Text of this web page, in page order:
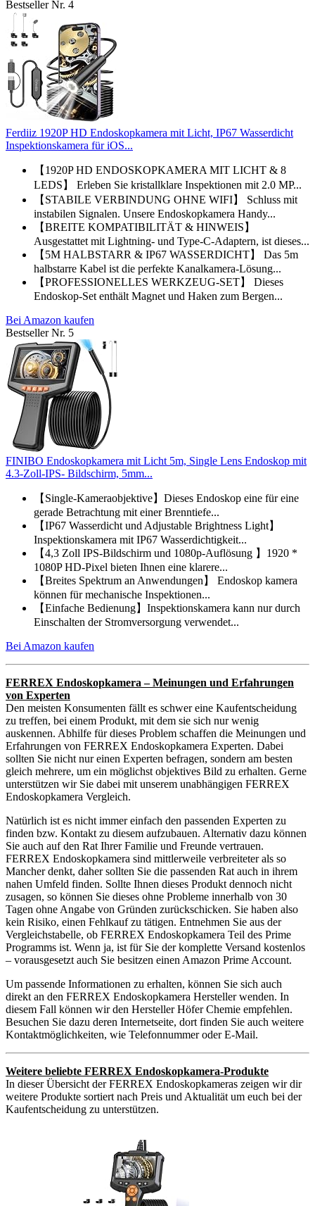
Bestseller Nr. 4
Ferdiiz 1920P HD Endoskopkamera mit Licht, IP67 Wasserdicht
Inspektionskamera für iOS...
【1920P HD ENDOSKOPKAMERA MIT LICHT & 8
LEDS】 Erleben Sie kristallklare Inspektionen mit 2.0 MP...
【STABILE VERBINDUNG OHNE WIFI】 Schluss mit
instabilen Signalen. Unsere Endoskopkamera Handy...
【BREITE KOMPATIBILITÄT & HINWEIS】
Ausgestattet mit Lightning- und Type-C-Adaptern, ist dieses...
【5M HALBSTARR & IP67 WASSERDICHT】 Das 5m
halbstarre Kabel ist die perfekte Kanalkamera-Lösung...
【PROFESSIONELLES WERKZEUG-SET】 Dieses
Endoskop-Set enthält Magnet und Haken zum Bergen...
Bei Amazon kaufen
Bestseller Nr. 5
FINIBO Endoskopkamera mit Licht 5m, Single Lens Endoskop mit
4.3-Zoll-IPS- Bildschirm, 5mm...
【Single-Kameraobjektive】Dieses Endoskop eine für eine
gerade Betrachtung mit einer Brenntiefe...
【IP67 Wasserdicht und Adjustable Brightness Light】
Inspektionskamera mit IP67 Wasserdichtigkeit...
【4,3 Zoll IPS-Bildschirm und 1080p-Auflösung 】1920 *
1080P HD-Pixel bieten Ihnen eine klarere...
【Breites Spektrum an Anwendungen】 Endoskop kamera
können für mechanische Inspektionen...
【Einfache Bedienung】Inspektionskamera kann nur durch
Einschalten der Stromversorgung verwendet...
Bei Amazon kaufen
FERREX Endoskopkamera – Meinungen und Erfahrungen
von Experten
Den meisten Konsumenten fällt es schwer eine Kaufentscheidung
zu treffen, bei einem Produkt, mit dem sie sich nur wenig
auskennen. Abhilfe für dieses Problem schaffen die Meinungen und
Erfahrungen von FERREX Endoskopkamera Experten. Dabei
sollten Sie nicht nur einen Experten befragen, sondern am besten
gleich mehrere, um ein möglichst objektives Bild zu erhalten. Gerne
unterstützen wir Sie dabei mit unserem unabhängigen FERREX
Endoskopkamera Vergleich.
Natürlich ist es nicht immer einfach den passenden Experten zu
finden bzw. Kontakt zu diesem aufzubauen. Alternativ dazu können
Sie auch auf den Rat Ihrer Familie und Freunde vertrauen.
FERREX Endoskopkamera sind mittlerweile verbreiteter als so
Mancher denkt, daher sollten Sie die passenden Rat auch in ihrem
nahen Umfeld finden. Sollte Ihnen dieses Produkt dennoch nicht
zusagen, so können Sie dieses ohne Probleme innerhalb von 30
Tagen ohne Angabe von Gründen zurückschicken. Sie haben also
kein Risiko, einen Fehlkauf zu tätigen. Entnehmen Sie aus der
Vergleichstabelle, ob FERREX Endoskopkamera Teil des Prime
Programms ist. Wenn ja, ist für Sie der komplette Versand kostenlos
– vorausgesetzt auch Sie besitzen einen Amazon Prime Account.
Um passende Informationen zu erhalten, können Sie sich auch
direkt an den FERREX Endoskopkamera Hersteller wenden. In
diesem Fall können wir den Hersteller Höfer Chemie empfehlen.
Besuchen Sie dazu deren Internetseite, dort finden Sie auch weitere
Kontaktmöglichkeiten, wie Telefonnummer oder E-Mail.
Weitere beliebte FERREX Endoskopkamera-Produkte
In dieser Übersicht der FERREX Endoskopkameras zeigen wir dir
weitere Produkte sortiert nach Preis und Aktualität um euch bei der
Kaufentscheidung zu unterstützen.